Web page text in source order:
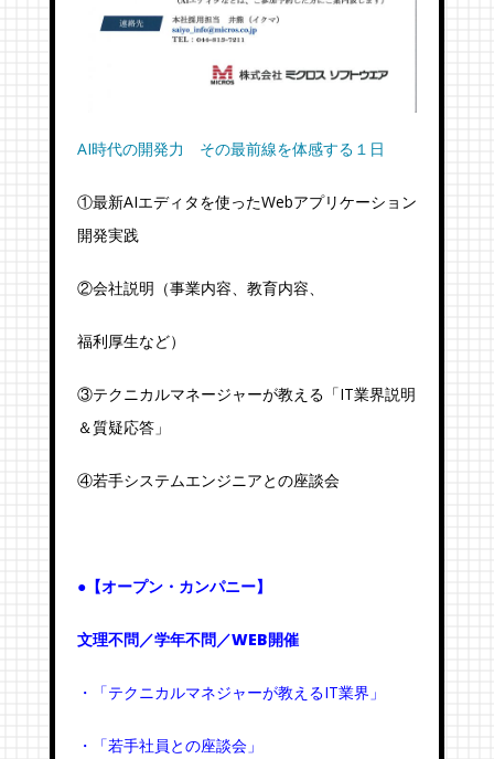
AI時代の開発力 その最前線を体感する１日
①最新AIエディタを使ったWebアプリケーション
開発実践
②会社説明（事業内容、教育内容、
福利厚生など）
③テクニカルマネージャーが教える「IT業界説明
＆質疑応答」
④若手システムエンジニアとの座談会
●【オープン・カンパニー】
文理不問／学年不問／WEB開催
・「テクニカルマネジャーが教えるIT業界」
・「若手社員との座談会」